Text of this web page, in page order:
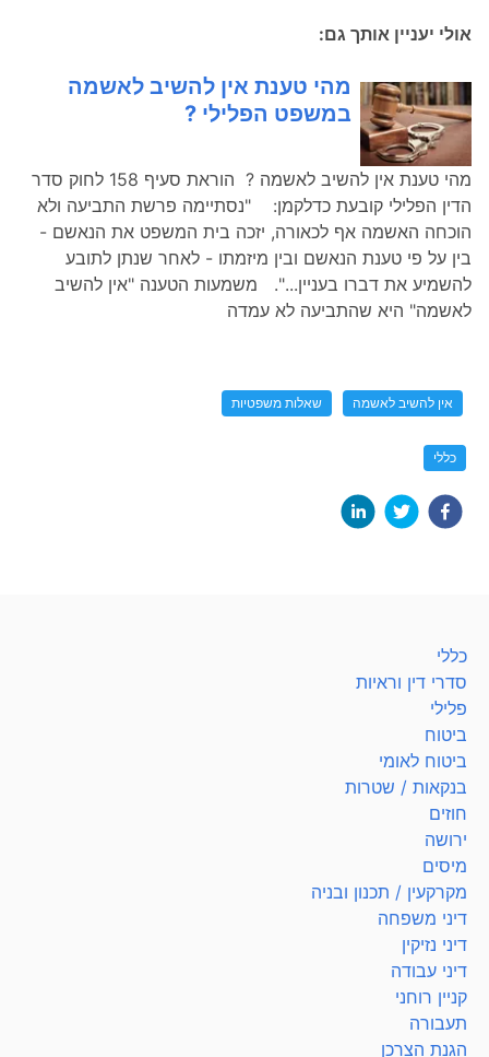
אולי יעניין אותך גם:
מהי טענת אין להשיב לאשמה
במשפט הפלילי ?
מהי טענת אין להשיב לאשמה ? הוראת סעיף 158 לחוק סדר
הדין הפלילי קובעת כדלקמן: "נסתיימה פרשת התביעה ולא
הוכחה האשמה אף לכאורה, יזכה בית המשפט את הנאשם -
בין על פי טענת הנאשם ובין מיזמתו - לאחר שנתן לתובע
להשמיע את דברו בעניין...". משמעות הטענה "אין להשיב
לאשמה" היא שהתביעה לא עמדה
אין להשיב לאשמה שאלות משפטיות
כללי
כללי
סדרי דין וראיות
פלילי
ביטוח
ביטוח לאומי
בנקאות / שטרות
חוזים
ירושה
מיסים
מקרקעין / תכנון ובניה
דיני משפחה
דיני נזיקין
דיני עבודה
קניין רוחני
תעבורה
הגנת הצרכן